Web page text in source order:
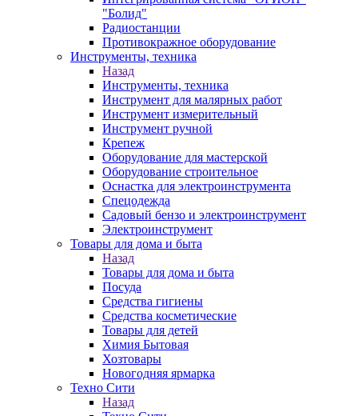
"Болид"
Радиостанции
Противокражное оборудование
Инструменты, техника
Назад
Инструменты, техника
Инструмент для малярных работ
Инструмент измерительный
Инструмент ручной
Крепеж
Оборудование для мастерской
Оборудование строительное
Оснастка для электроинструмента
Спецодежда
Садовый бензо и электроинструмент
Электроинструмент
Товары для дома и быта
Назад
Товары для дома и быта
Посуда
Средства гигиены
Средства косметические
Товары для детей
Химия Бытовая
Хозтовары
Новогодняя ярмарка
Техно Сити
Назад